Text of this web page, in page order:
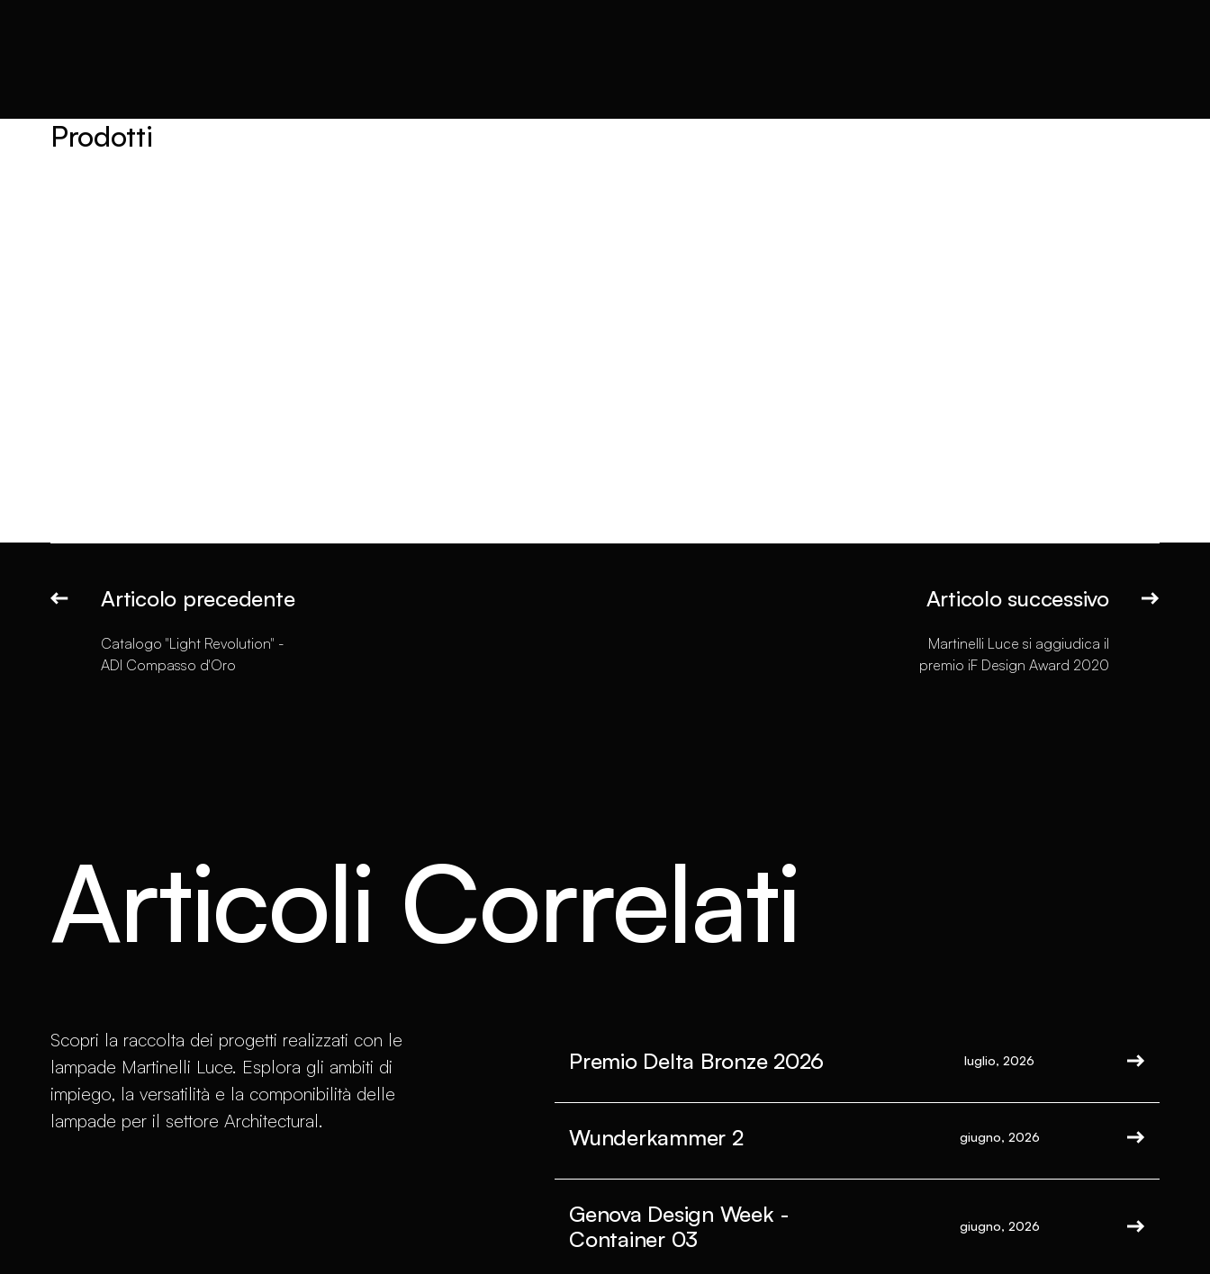
Prodotti
Articolo precedente
Catalogo "Light Revolution" -
ADI Compasso d'Oro
Articolo successivo
Martinelli Luce si aggiudica il
premio iF Design Award 2020
Articoli Correlati
Scopri la raccolta dei progetti realizzati con le
lampade Martinelli Luce. Esplora gli ambiti di
impiego, la versatilità e la componibilità delle
lampade per il settore Architectural.
Premio Delta Bronze 2026 luglio, 2026
Wunderkammer 2 giugno, 2026
Genova Design Week -
Container 03
giugno, 2026